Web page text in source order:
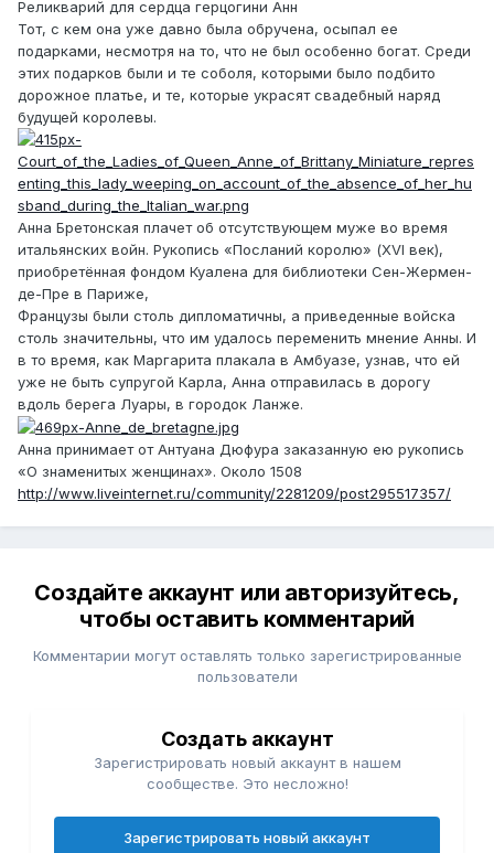
Реликварий для сердца герцогини Анн
Тот, с кем она уже давно была обручена, осыпал ее
подарками, несмотря на то, что не был особенно богат. Среди
этих подарков были и те соболя, которыми было подбито
дорожное платье, и те, которые украсят свадебный наряд
будущей королевы.
Анна Бретонская плачет об отсутствующем муже во время
итальянских войн. Рукопись «Посланий королю» (XVI век),
приобретённая фондом Куалена для библиотеки Сен-Жермен-
де-Пре в Париже,
Французы были столь дипломатичны, а приведенные войска
столь значительны, что им удалось переменить мнение Анны. И
в то время, как Маргарита плакала в Амбуазе, узнав, что ей
уже не быть супругой Карла, Анна отправилась в дорогу
вдоль берега Луары, в городок Ланже.
Анна принимает от Антуана Дюфура заказанную ею рукопись
«О знаменитых женщинах». Около 1508
http://www.liveinternet.ru/community/2281209/post295517357/
Создайте аккаунт или авторизуйтесь,
чтобы оставить комментарий
Комментарии могут оставлять только зарегистрированные
пользователи
Создать аккаунт
Зарегистрировать новый аккаунт в нашем
сообществе. Это несложно!
Зарегистрировать новый аккаунт